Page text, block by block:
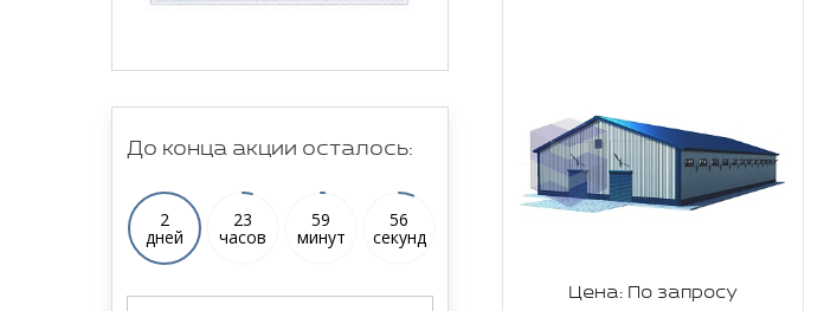
До конца акции осталось:
2
дней
23
часов
59
минут
55
секунд
Цена: По запросу